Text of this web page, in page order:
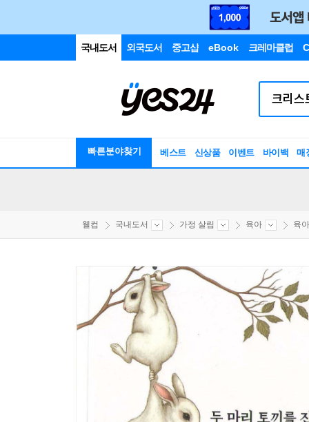
국내도서 외국도서 중고샵 eBook 크레마클럽
빠른분야찾기 베스트 신상품 이벤트 바이백 매
웰컴 국내도서 가정 살림 육아 육